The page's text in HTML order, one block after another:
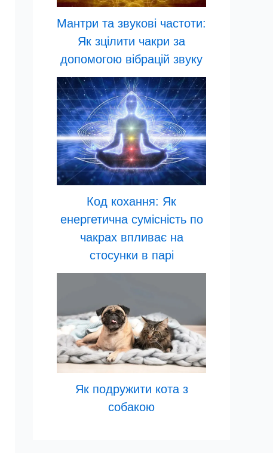
Мантри та звукові частоти:
Як зцілити чакри за
допомогою вібрацій звуку
Код кохання: Як
енергетична сумісність по
чакрах впливає на
стосунки в парі
Як подружити кота з
собакою